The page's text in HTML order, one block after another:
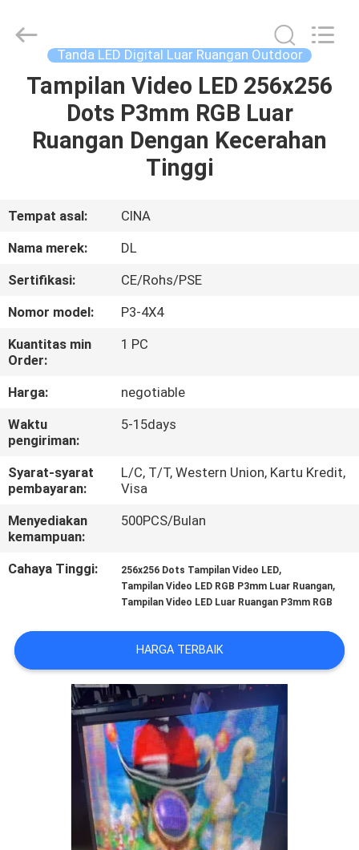
RUMAH
PRODUK
VR
KAMI
TUR
PABRIK
KONTROL
KUALITAS
HUBUNGI
KAMI
BERITA
PERMINTAAN
PENAWARAN
SITEMAP
PRIVACY
LED
Co.,Ltd.
Reserved.
Tanda LED Digital Luar Ruangan Outdoor
Tampilan Video LED 256x256
Dots P3mm RGB Luar
Ruangan Dengan Kecerahan
Tinggi
Tempat asal:
CINA
Nama merek:
DL
Sertifikasi:
CE/Rohs/PSE
Nomor model:
P3-4X4
Kuantitas min
Order:
1 PC
Harga:
negotiable
Waktu
pengiriman:
5-15days
Syarat-syarat
pembayaran:
L/C, T/T, Western Union, Kartu Kredit,
Visa
Menyediakan
kemampuan:
500PCS/Bulan
Cahaya Tinggi: 256x256 Dots Tampilan Video LED,
Tampilan Video LED RGB P3mm Luar Ruangan,
Tampilan Video LED Luar Ruangan P3mm RGB
HARGA TERBAIK